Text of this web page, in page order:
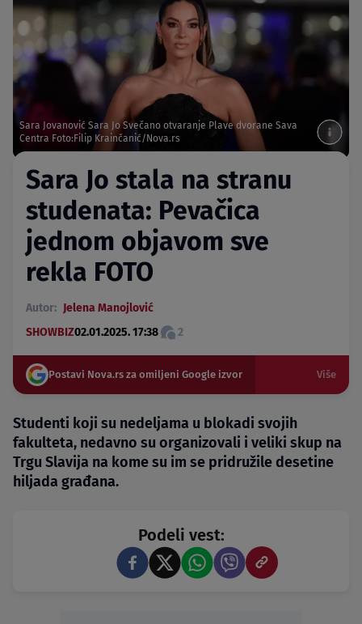
Sara Jovanović Sara Jo Svečano otvaranje Plave dvorane Sava
Centra Foto:Filip Krainčanić/Nova.rs
Sara Jo stala na stranu
studenata: Pevačica
jednom objavom sve
rekla FOTO
Autor: Jelena Manojlović
SHOWBIZ02.01.2025. 17:38 2
Postavi Nova.rs za omiljeni Google izvor Više
Studenti koji su nedeljama u blokadi svojih
fakulteta, nedavno su organizovali i veliki skup na
Trgu Slavija na kome su im se pridružile desetine
hiljada građana.
Podeli vest: